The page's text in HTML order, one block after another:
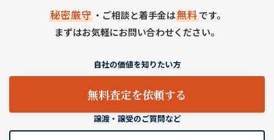
秘密厳守・ご相談と着手金は無料です。
まずはお気軽にお問い合わせください。
自社の価値を知りたい方
無料査定を依頼する
譲渡・譲受のご質問など